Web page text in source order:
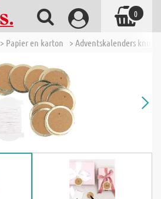
> Papier en karton > Adventskalenders
0